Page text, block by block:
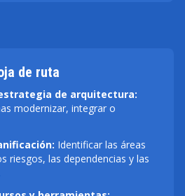
de ruta
de arquitectura:
modernizar, integrar o
Identificar las áreas
riesgos, las dependencias y las